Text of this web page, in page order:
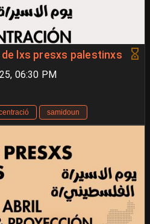
lxs presxs palestinxs
06:30 PM
samidoun